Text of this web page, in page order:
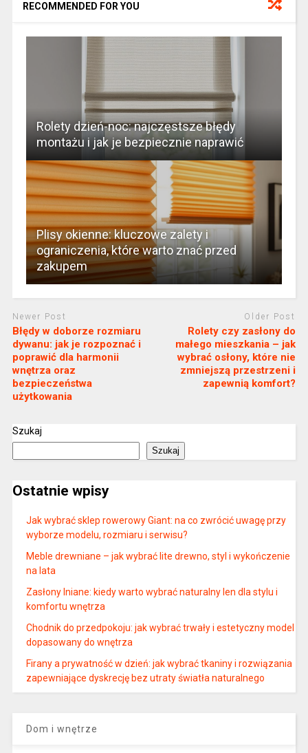
RECOMMENDED FOR YOU
Rolety dzień-noc: najczęstsze błędy
montażu i jak je bezpiecznie naprawić
Plisy okienne: kluczowe zalety i
ograniczenia, które warto znać przed
zakupem
Newer Post
Błędy w doborze rozmiaru
dywanu: jak je rozpoznać i
poprawić dla harmonii
wnętrza oraz
bezpieczeństwa
użytkowania
Older Post
Rolety czy zasłony do
małego mieszkania – jak
wybrać osłony, które nie
zmniejszą przestrzeni i
zapewnią komfort?
Szukaj
Szukaj
Ostatnie wpisy
Jak wybrać sklep rowerowy Giant: na co zwrócić uwagę przy
wyborze modelu, rozmiaru i serwisu?
Meble drewniane – jak wybrać lite drewno, styl i wykończenie
na lata
Zasłony lniane: kiedy warto wybrać naturalny len dla stylu i
komfortu wnętrza
Chodnik do przedpokoju: jak wybrać trwały i estetyczny model
dopasowany do wnętrza
Firany a prywatność w dzień: jak wybrać tkaniny i rozwiązania
zapewniające dyskrecję bez utraty światła naturalnego
Dom i wnętrze